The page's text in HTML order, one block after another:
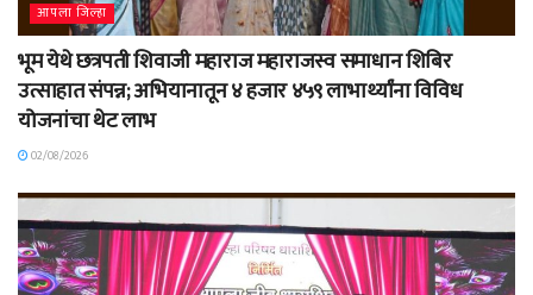
आपला जिल्हा
भूम येथे छत्रपती शिवाजी महाराज महाराजस्व समाधान शिबिर
उत्साहात संपन्न; अभियानातून ४ हजार ४५९ लाभार्थ्यांना विविध
योजनांचा थेट लाभ
02/08/2026